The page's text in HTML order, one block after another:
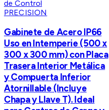
PRECISION
Gabinete de Acero IP66
Uso en Intemperie (500 x
300 x 300 mm) con Placa
Trasera Interior Metálica
y Compuerta Inferior
Atornillable (Incluye
Chapa y Llave T). Ideal